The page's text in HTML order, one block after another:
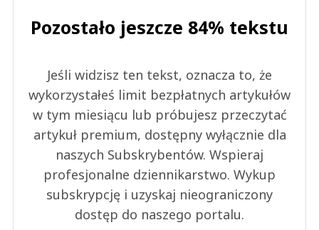
Pozostało jeszcze 84% tekstu
Jeśli widzisz ten tekst, oznacza to, że
wykorzystałeś limit bezpłatnych artykułów
w tym miesiącu lub próbujesz przeczytać
artykuł premium, dostępny wyłącznie dla
naszych Subskrybentów. Wspieraj
profesjonalne dziennikarstwo. Wykup
subskrypcję i uzyskaj nieograniczony
dostęp do naszego portalu.